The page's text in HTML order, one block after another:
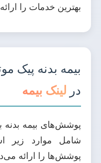
بهترین خدمات را
بیمه بدنه پیک
در لینک بیمه
پوشش‌های بیمه بدنه
شامل موارد زیر
پوشش‌ها را ارائه